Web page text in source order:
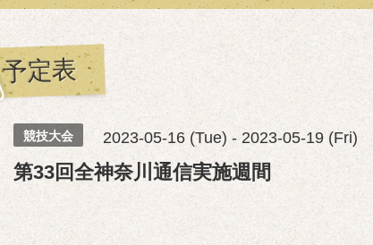
予定表
競技大会 2023-05-16 (Tue) - 2023-05-19 (Fri)
第33回全神奈川通信実施週間